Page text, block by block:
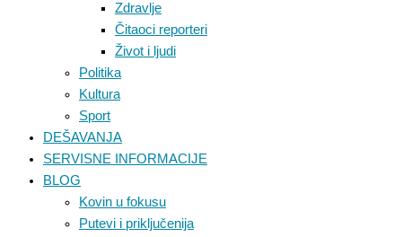
Zdravlje
Čitaoci reporteri
Život i ljudi
Politika
Kultura
Sport
DEŠAVANJA
SERVISNE INFORMACIJE
BLOG
Kovin u fokusu
Putevi i priključenija